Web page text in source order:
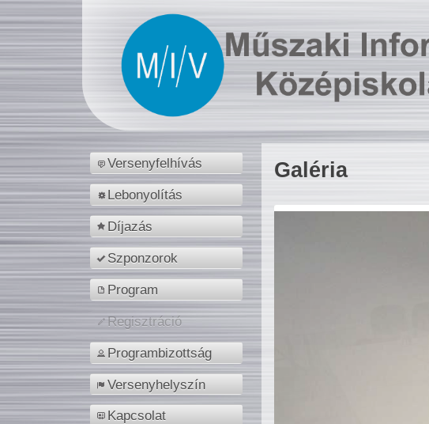
Versenyfelhívás
Lebonyolítás
Díjazás
Szponzorok
Program
Regisztráció
Programbizottság
Versenyhelyszín
Kapcsolat
Galéria